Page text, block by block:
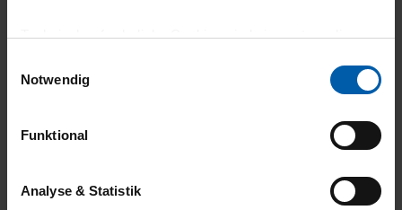
Technisch erforderliche Cookies sind eine notwendige
grundlegende Funktionen wie etwa zur Auswahl und
gewährleisten.
Für die Darstellung personalisierter Angebote, Anzeigen
und Inhalte aufgrund Ihres Nutzerverhaltens und Ihres
Notwendig
Funktional
Analyse & Statistik
Freizeithose - bequem und angenehm zu
tragen